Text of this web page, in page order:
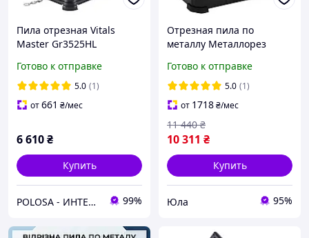
Пила отрезная Vitals
Master Gr3525HL
Готово к отправке
5.0 (1)
от661 ₴/мес
6 610₴
Купить
POLOSA - ИНТЕРНЕТ-МАГАЗИН ТОВАРОВ ДЛЯ СТРОИТЕЛЬСТВА, САДА И ДОМА 99%
Отрезная пила по
металлу Металлорез
ColdCut (2600 Вт, 355*25.4
мм) Монтажная
Готово к отправке
5.0 (1)
от 1718₴/мес
10 311 ₴
11 440 ₴
Купить
Юла 95%